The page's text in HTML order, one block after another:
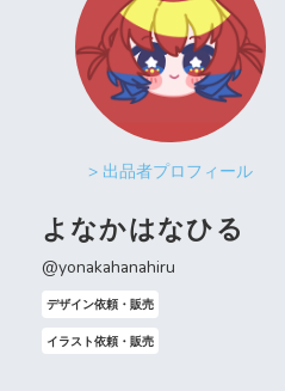
> 出品者プロフィール
よなかはなひる
@yonakahanahiru
デザイン依頼・販売
イラスト依頼・販売